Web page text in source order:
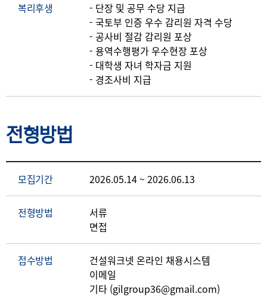
복리후생
- 단장 및 공무 수당 지급
- 국토부 인증 우수 감리원 자격 수당
- 공사비 절감 감리원 포상
- 용역수행평가 우수현장 포상
- 대학생 자녀 학자금 지원
- 경조사비 지급
전형방법
모집기간 2026.05.14 ~ 2026.06.13
전형방법
서류
면접
접수방법
건설워크넷 온라인 채용시스템
이메일
기타 (gilgroup36@gmail.com)